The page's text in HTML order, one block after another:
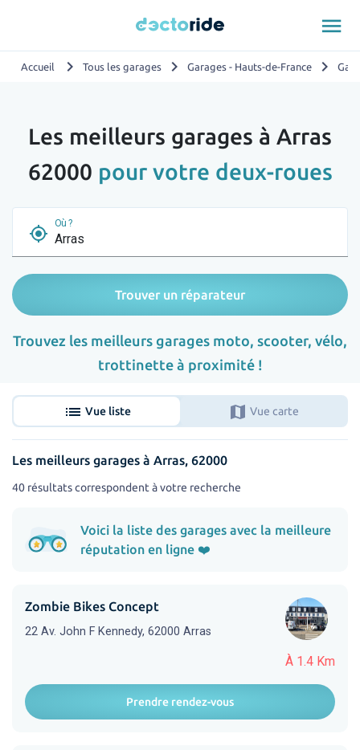
menu
Accueil chevron_right Tous les garages chevron_right Garages - Hauts-de-France chevron_right
Les meilleurs garages à Arras
62000 pour votre deux-roues
my_location
Où ?
Trouver un réparateur
Trouvez les meilleurs garages moto, scooter, vélo,
trottinette à proximité !
list Vue liste map Vue carte
Les meilleurs garages à Arras, 62000
40 résultats correspondent à votre recherche
Voici la liste des garages avec la meilleure
réputation en ligne ❤️
À 1.4 Km
Zombie Bikes Concept
22 Av. John F Kennedy, 62000 Arras
Prendre rendez-vous